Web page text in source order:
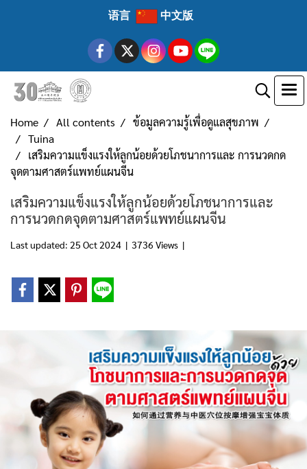
语言 中文版
Home All contents
ข้อมูลความรู้เพื่อดูแลสุขภาพ
Tuina
เสริมความแข็งแรงให้ลูกน้อยด้วยโภชนาการและ การนวดกด
จุดตามศาสตร์แพทย์แผนจีน
เสริมความแข็งแรงให้ลูกน้อยด้วยโภชนาการและ
การนวดกดจุดตามศาสตร์แพทย์แผนจีน
Last updated: 25 Oct 2024 | 3736 Views |